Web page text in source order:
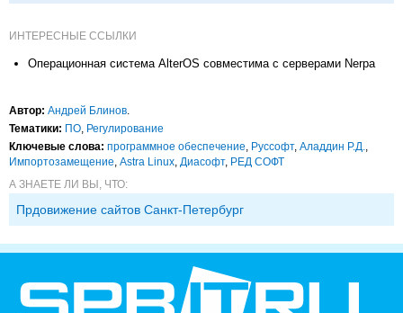
ИНТЕРЕСНЫЕ ССЫЛКИ
Операционная система AlterOS совместима с серверами Nerpa
Автор: Андрей Блинов
Тематики: ПО Регулирование
Ключевые слова: программное обеспечение Руссофт, Аладдин Р.Д.
Импорто­замещение Astra Linux Диасофт, РЕД СОФТ
А ЗНАЕТЕ ЛИ ВЫ, ЧТО:
Прдовижение сайтов Санкт-Петербург